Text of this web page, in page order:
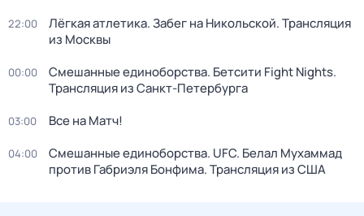
22:00
Лёгкая атлетика. Забег на Никольской. Трансляция
из Москвы
00:00
Смешанные единоборства. Бетсити Fight Nights.
Трансляция из Санкт-Петербурга
03:00 Все на Матч!
04:00
Смешанные единоборства. UFC. Белал Мухаммад
против Габриэля Бонфима. Трансляция из США